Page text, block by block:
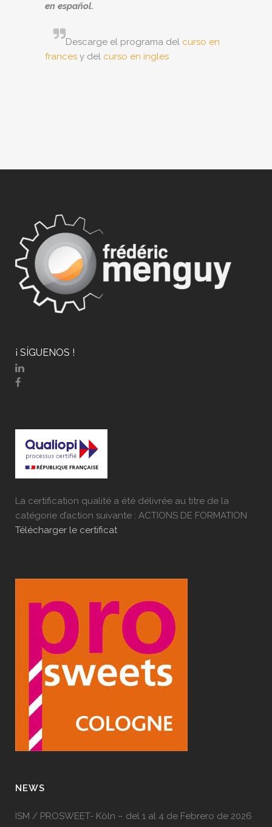
en español.
Descarge el programa del curso en
frances y del curso en ingles
¡ SÍGUENOS !
La certification qualité a été délivrée au titre de la
catégorie d’action suivante : ACTIONS DE FORMATION
Télécharger le certificat
NEWS
ISM / PROSWEET- Köln – del 1 al 4 de Febrero de 2026